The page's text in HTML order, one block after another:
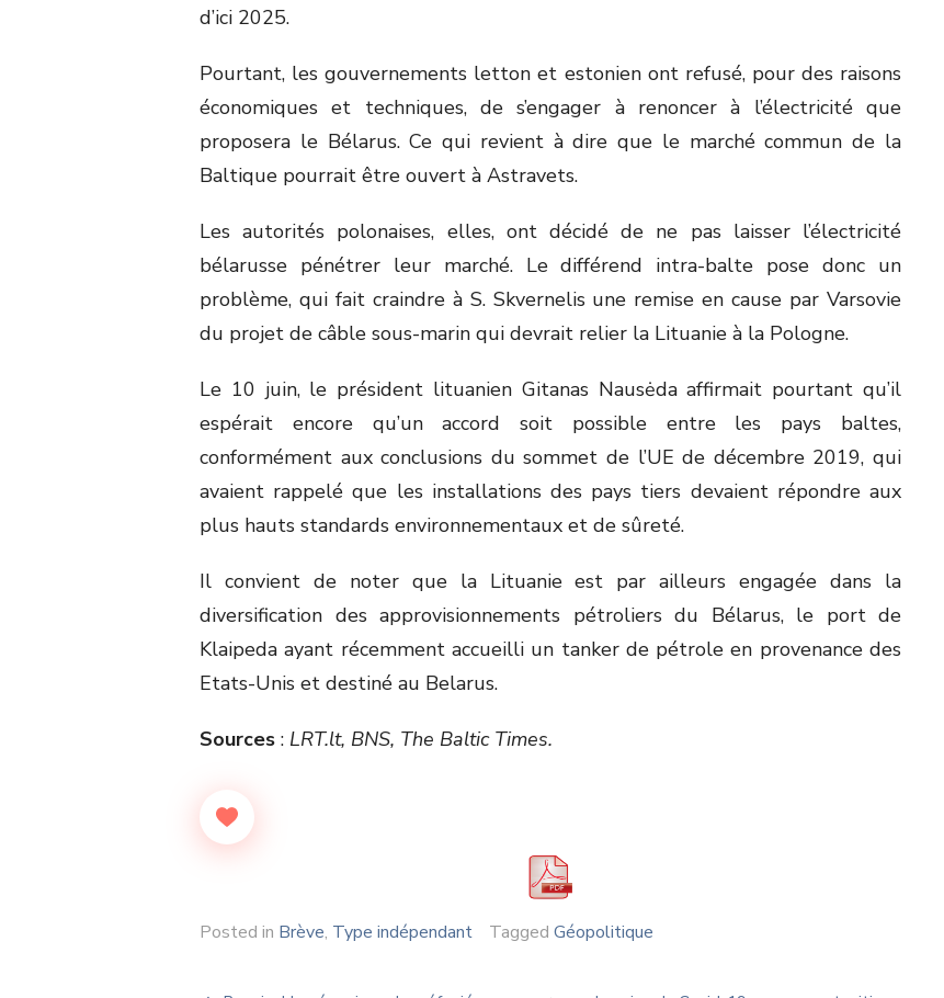
d’ici 2025.
Pourtant, les gouvernements letton et estonien ont refusé, pour des raisons
économiques et techniques, de s’engager à renoncer à l’électricité que
proposera le Bélarus. Ce qui revient à dire que le marché commun de la
Baltique pourrait être ouvert à Astravets.
Les autorités polonaises, elles, ont décidé de ne pas laisser l’électricité
bélarusse pénétrer leur marché. Le différend intra-balte pose donc un
problème, qui fait craindre à S. Skvernelis une remise en cause par Varsovie
du projet de câble sous-marin qui devrait relier la Lituanie à la Pologne.
Le 10 juin, le président lituanien Gitanas Nausėda affirmait pourtant qu’il
espérait encore qu’un accord soit possible entre les pays baltes,
conformément aux conclusions du sommet de l’UE de décembre 2019, qui
avaient rappelé que les installations des pays tiers devaient répondre aux
plus hauts standards environnementaux et de sûreté.
Il convient de noter que la Lituanie est par ailleurs engagée dans la
diversification des approvisionnements pétroliers du Bélarus, le port de
Klaipeda ayant récemment accueilli un tanker de pétrole en provenance des
Etats-Unis et destiné au Belarus.
Sources : LRT.lt, BNS, The Baltic Times.
Posted in Brève, Type indépendant Tagged Géopolitique